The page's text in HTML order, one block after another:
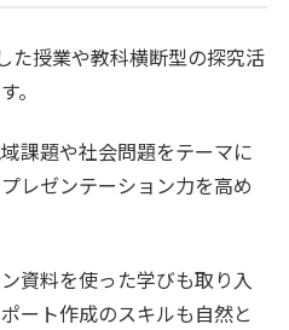
た授業や教科横断型の探究活
。
課題や社会問題をテーマに
レゼンテーション力を高め
資料を使った学びも取り入
ート作成のスキルも自然と